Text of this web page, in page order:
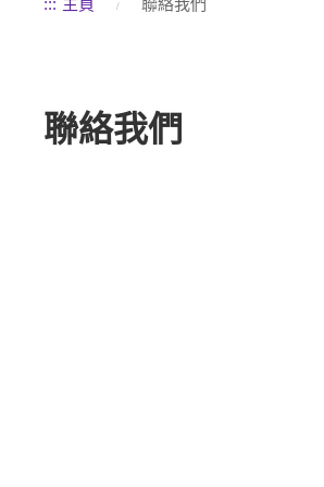
聯絡我們
聯絡我們